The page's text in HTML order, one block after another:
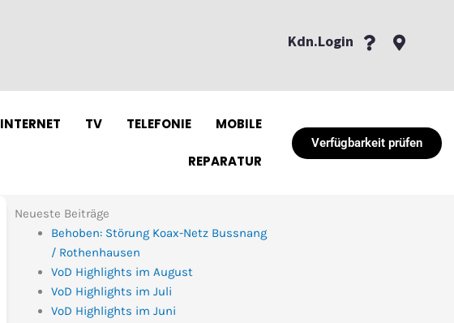
Kdn.Login
INTERNET TV TELEFONIE MOBILE
REPARATUR
Verfügbarkeit prüfen
Neueste Beiträge
Behoben: Störung Koax-Netz Bussnang
/ Rothenhausen
VoD Highlights im August
VoD Highlights im Juli
VoD Highlights im Juni